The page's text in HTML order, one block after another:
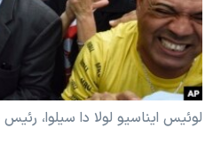
فرهنگ و زندگی
حقوق شهروندی
اقتصادی
علم و فناوری
مستندها
انتخابات ریاست جمهوری آمریکا ۲۰۲۴
حمله جمهوری اسلامی به اسرائیل
رمز مهسا
دنبال کنید
لوئیس ایناسیو لولا دا سیلوا،